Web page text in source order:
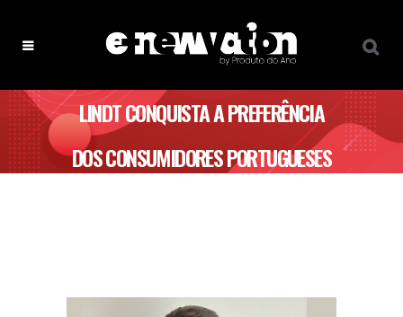
LINDT CONQUISTA A PREFERÊNCIA
DOS CONSUMIDORES PORTUGUESES